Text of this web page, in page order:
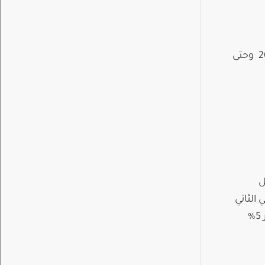
تفتح المكتبة أبوابها منذ الثامنة صباحاً وحتى الثامنة مساء ابتداء من يوم السبت 23 شباط 2019 وحتى
2018-2019 ( من يوم السبت 19/01/2019 ولغاية يوم الخميس 31/01/2019) . تطبق غرامة تأخير 5%